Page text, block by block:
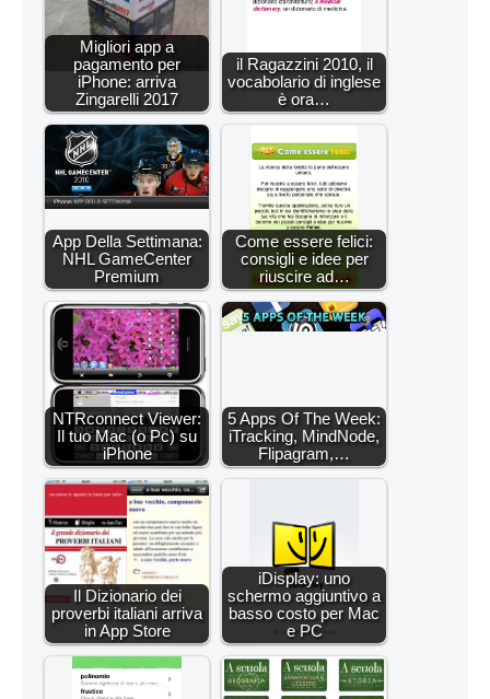
Migliori app a
pagamento per
iPhone: arriva
Zingarelli 2017
il Ragazzini 2010, il
vocabolario di inglese
è ora…
App Della Settimana:
NHL GameCenter
Premium
Come essere felici:
consigli e idee per
riuscire ad…
NTRconnect Viewer:
Il tuo Mac (o Pc) su
iPhone
5 Apps Of The Week:
iTracking, MindNode,
Flipagram,…
Il Dizionario dei
proverbi italiani arriva
in App Store
iDisplay: uno
schermo aggiuntivo a
basso costo per Mac
e PC